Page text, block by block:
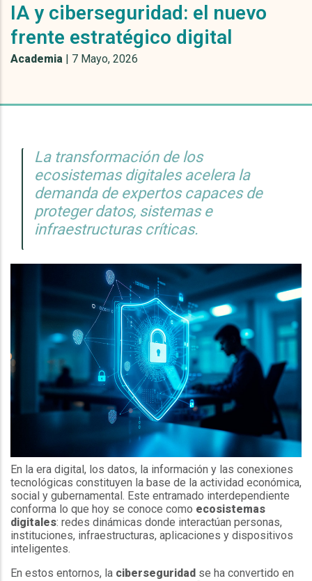
IA y ciberseguridad: el nuevo
frente estratégico digital
Academia | 7 Mayo, 2026
La transformación de los
ecosistemas digitales acelera la
demanda de expertos capaces de
proteger datos, sistemas e
infraestructuras críticas.
En la era digital, los datos, la información y las conexiones
tecnológicas constituyen la base de la actividad económica,
social y gubernamental. Este entramado interdependiente
conforma lo que hoy se conoce como ecosistemas
digitales: redes dinámicas donde interactúan personas,
instituciones, infraestructuras, aplicaciones y dispositivos
inteligentes.
En estos entornos, la ciberseguridad se ha convertido en